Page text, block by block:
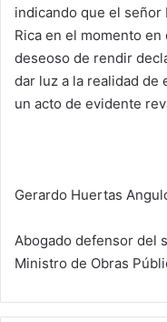
indicando que el señor
Rica en el momento
deseoso de rendir
dar luz a la realidad de
un acto de evidente
Gerardo Huertas
Abogado defensor del
Ministro de Obras